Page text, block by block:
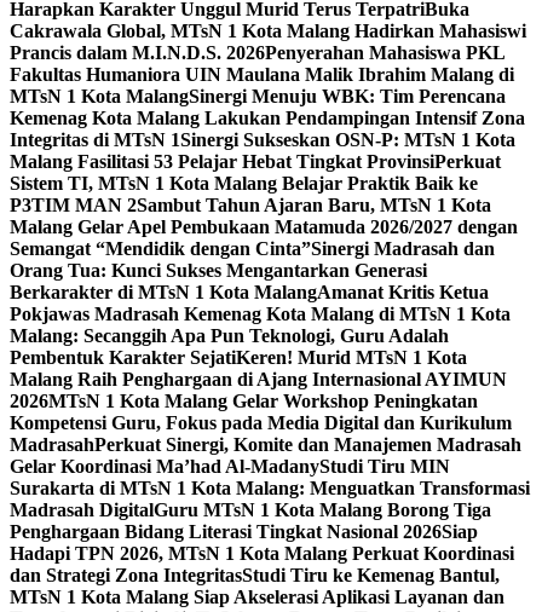
Harapkan Karakter Unggul Murid Terus TerpatriBuka
Cakrawala Global, MTsN 1 Kota Malang Hadirkan Mahasiswi
Prancis dalam M.I.N.D.S. 2026Penyerahan Mahasiswa PKL
Fakultas Humaniora UIN Maulana Malik Ibrahim Malang di
MTsN 1 Kota MalangSinergi Menuju WBK: Tim Perencana
Kemenag Kota Malang Lakukan Pendampingan Intensif Zona
Integritas di MTsN 1Sinergi Sukseskan OSN-P: MTsN 1 Kota
Malang Fasilitasi 53 Pelajar Hebat Tingkat ProvinsiPerkuat
Sistem TI, MTsN 1 Kota Malang Belajar Praktik Baik ke
P3TIM MAN 2Sambut Tahun Ajaran Baru, MTsN 1 Kota
Malang Gelar Apel Pembukaan Matamuda 2026/2027 dengan
Semangat “Mendidik dengan Cinta”Sinergi Madrasah dan
Orang Tua: Kunci Sukses Mengantarkan Generasi
Berkarakter di MTsN 1 Kota MalangAmanat Kritis Ketua
Pokjawas Madrasah Kemenag Kota Malang di MTsN 1 Kota
Malang: Secanggih Apa Pun Teknologi, Guru Adalah
Pembentuk Karakter SejatiKeren! Murid MTsN 1 Kota
Malang Raih Penghargaan di Ajang Internasional AYIMUN
2026MTsN 1 Kota Malang Gelar Workshop Peningkatan
Kompetensi Guru, Fokus pada Media Digital dan Kurikulum
MadrasahPerkuat Sinergi, Komite dan Manajemen Madrasah
Gelar Koordinasi Ma’had Al-MadanyStudi Tiru MIN
Surakarta di MTsN 1 Kota Malang: Menguatkan Transformasi
Madrasah DigitalGuru MTsN 1 Kota Malang Borong Tiga
Penghargaan Bidang Literasi Tingkat Nasional 2026Siap
Hadapi TPN 2026, MTsN 1 Kota Malang Perkuat Koordinasi
dan Strategi Zona IntegritasStudi Tiru ke Kemenag Bantul,
MTsN 1 Kota Malang Siap Akselerasi Aplikasi Layanan dan